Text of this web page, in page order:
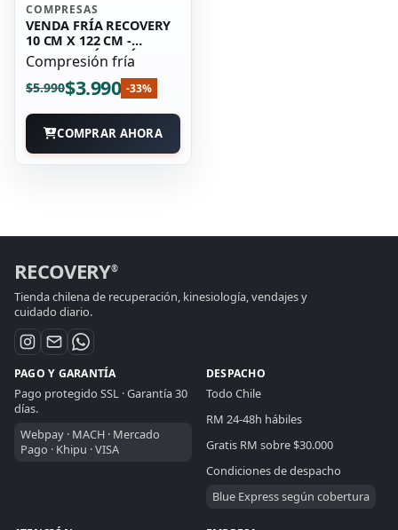
COMPRESAS
VENDA FRÍA RECOVERY
10 CM X 122 CM -
COMPRESIÓN FRÍA
Compresión fría
$5.990$3.990 -33%
COMPRAR AHORA
RECOVERY®
Tienda chilena de recuperación, kinesiología, vendajes y
cuidado diario.
PAGO Y GARANTÍA
Pago protegido SSL · Garantía 30
días.
Webpay · MACH · Mercado
Pago · Khipu · VISA
DESPACHO
Todo Chile
RM 24-48h hábiles
Gratis RM sobre $30.000
Condiciones de despacho
Blue Express según cobertura
RECOVERY CHILE
ASISTENTE DE VENTAS